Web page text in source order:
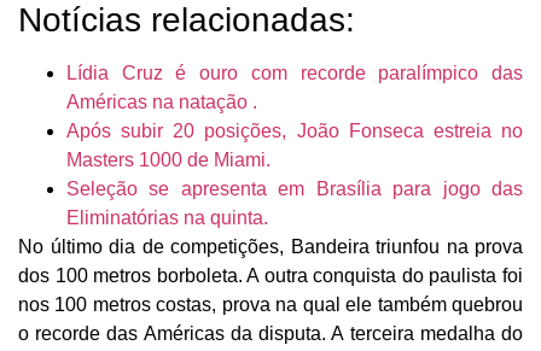
Notícias relacionadas:
Lídia Cruz é ouro com recorde paralímpico das
Américas na natação .
Após subir 20 posições, João Fonseca estreia no
Masters 1000 de Miami.
Seleção se apresenta em Brasília para jogo das
Eliminatórias na quinta.
No último dia de competições, Bandeira triunfou na prova
dos 100 metros borboleta. A outra conquista do paulista foi
nos 100 metros costas, prova na qual ele também quebrou
o recorde das Américas da disputa. A terceira medalha do